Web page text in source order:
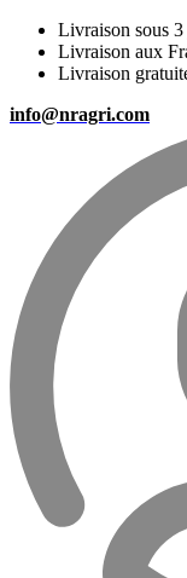
Livraison sous
Livraison aux
Livraison
info@nragri.com